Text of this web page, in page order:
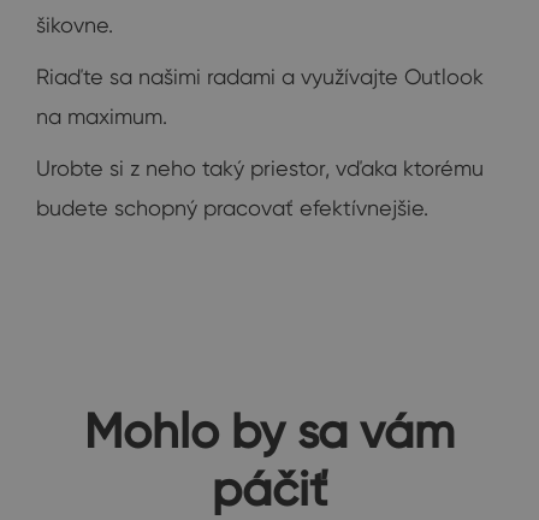
šikovne.
Riaďte sa našimi radami a využívajte Outlook
na maximum.
Urobte si z neho taký priestor, vďaka ktorému
budete schopný pracovať efektívnejšie.
Mohlo by sa vám
páčiť